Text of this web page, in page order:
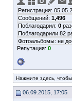
Регистрация:
Сообщений: 1,496
Поблагодарил: 0
Поблагодарили 82
Фотоальбомы: не
Репутация: 0
Нажмите здесь,
06.09.2015, 17:05